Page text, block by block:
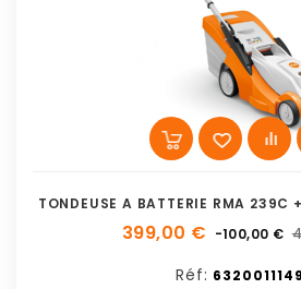
TONDEUSE A BATTERIE RMA 239C
399,00 € -100,00 €
Réf: